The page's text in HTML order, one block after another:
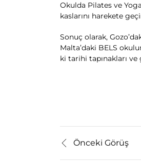
Okulda Pilates ve
kaslarını harekete
Sonuç olarak,
Malta’daki BELS
ki tarihi tapınakları ve
Önceki Görüş